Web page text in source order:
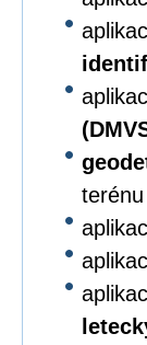
terénu